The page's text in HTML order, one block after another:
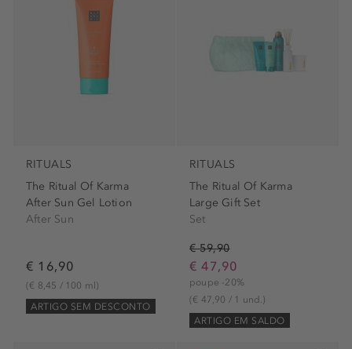
RITUALS
The Ritual Of Karma
After Sun Gel Lotion
After Sun
€ 16,90
(€ 8,45 / 100 ml)
ARTIGO SEM DESCONTO
RITUALS
The Ritual Of Karma
Large Gift Set
Set
€ 59,90
€ 47,90
poupe -20%
(€ 47,90 / 1 und.)
ARTIGO EM SALDO